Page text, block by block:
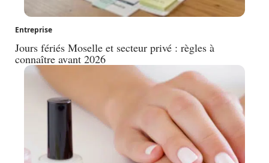
Entreprise
Jours fériés Moselle et secteur privé : règles à
connaître avant 2026